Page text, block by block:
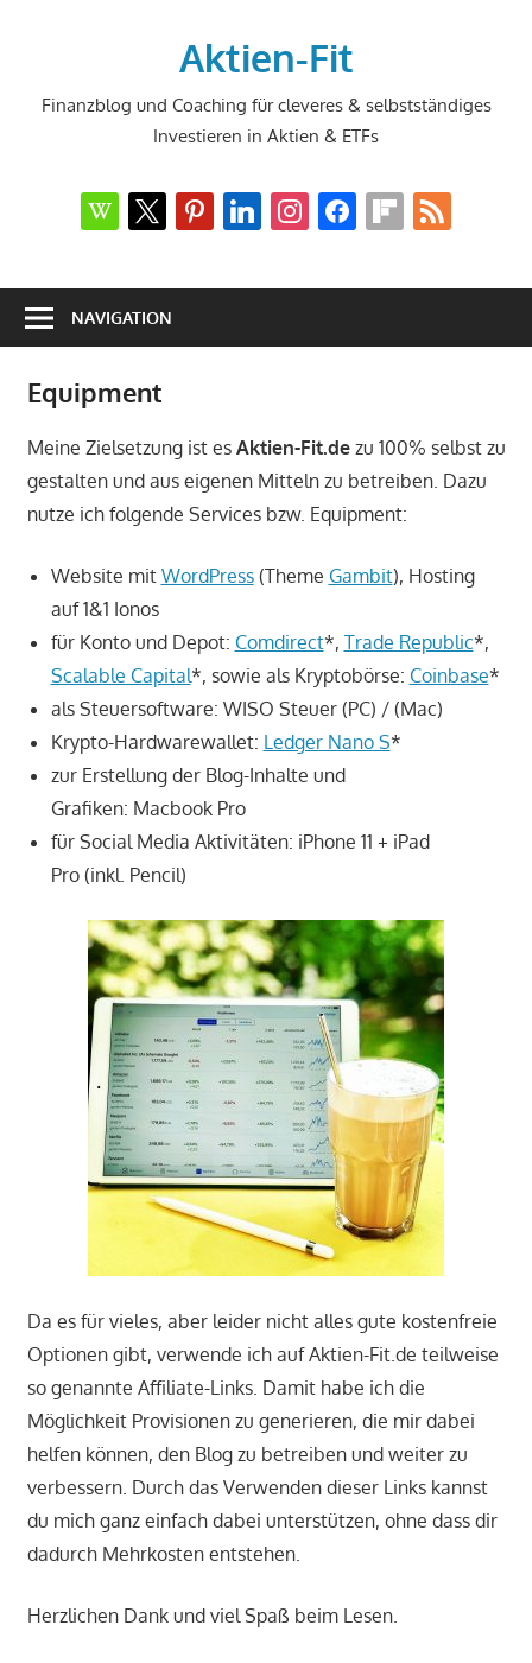
Aktien-Fit
Finanzblog und Coaching für cleveres & selbstständiges
Investieren in Aktien & ETFs
wikipedia
x pinterestlinkedininstagramfacebookflipboard
rss
NAVIGATION
Equipment
Meine Zielsetzung ist es Aktien-Fit.dezu 100% selbst zu
gestalten und aus eigenen Mitteln zu betreiben. Dazu
nutze ich folgende Services bzw. Equipment:
Website mit WordPress(Theme Gambit), Hosting
auf 1&1 Ionos
für Konto und Depot: Comdirect*, Trade Republic*,
Scalable Capital*, sowie als Kryptobörse: Coinbase*
als Steuersoftware: WISO Steuer (PC) / (Mac)
Krypto-Hardwarewallet: Ledger Nano S*
zur Erstellung der Blog-Inhalte und
Grafiken: Macbook Pro
für Social Media Aktivitäten: iPhone 11 + iPad
Pro (inkl. Pencil)
Da es für vieles, aber leider nicht alles gute kostenfreie
Optionen gibt, verwende ich auf Aktien-Fit.de teilweise
so genannte Affiliate-Links. Damit habe ich die
Möglichkeit Provisionen zu generieren, die mir dabei
helfen können, den Blog zu betreiben und weiter zu
verbessern. Durch das Verwenden dieser Links kannst
du mich ganz einfach dabei unterstützen, ohne dass dir
dadurch Mehrkosten entstehen.
Herzlichen Dank und viel Spaß beim Lesen.